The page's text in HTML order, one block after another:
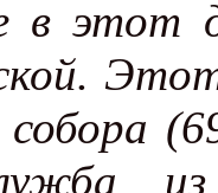
в этот
собора